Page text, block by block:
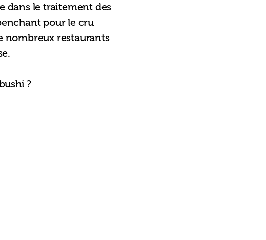
dans le traitement des
pour le cru
nombreux restaurants
?